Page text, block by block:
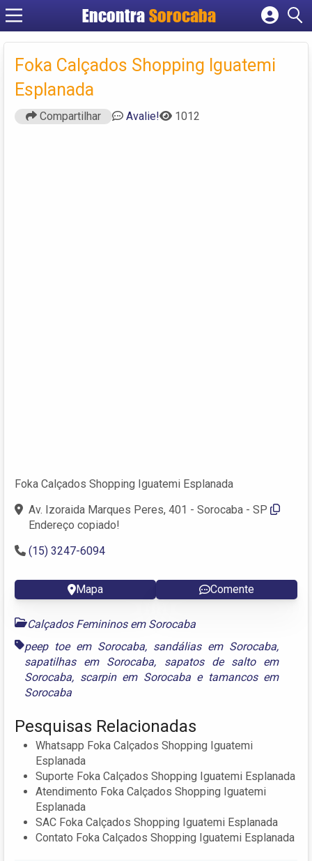
EncontraSorocaba
Cadastrar empresa
Criar conta
Foka Calçados Shopping Iguatemi
Esplanada
Compartilhar Avalie! 1012
Foka Calçados Shopping Iguatemi Esplanada
Av. Izoraida Marques Peres, 401 - Sorocaba - SP
Endereço copiado!
(15) 3247-6094
Mapa Comente
Calçados Femininos em Sorocaba
peep toe em Sorocaba, sandálias em Sorocaba,
sapatilhas em Sorocaba, sapatos de salto em
Sorocaba, scarpin em Sorocabae tamancos em
Sorocaba
Pesquisas Relacionadas
Whatsapp Foka Calçados Shopping Iguatemi
Esplanada
Suporte Foka Calçados Shopping Iguatemi Esplanada
Atendimento Foka Calçados Shopping Iguatemi
Esplanada
SAC Foka Calçados Shopping Iguatemi Esplanada
Contato Foka Calçados Shopping Iguatemi Esplanada